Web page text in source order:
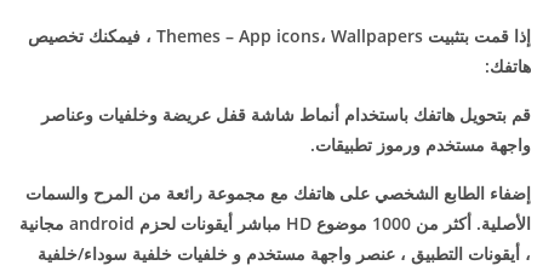
إذا قمت بتثبيت Themes – App icons، Wallpapers ، فيمكنك تخصيص
هاتفك:
قم بتحويل هاتفك باستخدام أنماط شاشة قفل عريضة وخلفيات وعناصر
واجهة مستخدم ورموز تطبيقات.
إضفاء الطابع الشخصي على هاتفك مع مجموعة رائعة من المرح والسمات
الأصلية. أكثر من 1000 موضوع HD مباشر أيقونات لحزم android مجانية
، أيقونات التطبيق ، عنصر واجهة مستخدم و خلفيات خلفية سوداء/خلفية